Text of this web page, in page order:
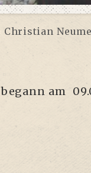
Christian
am